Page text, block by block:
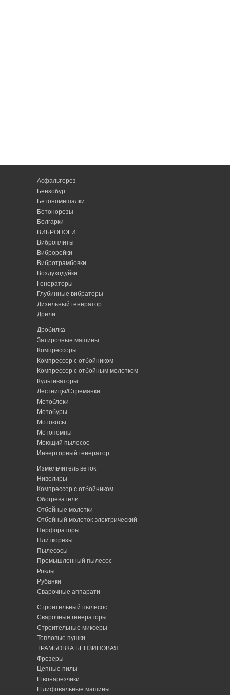
Асфальторез
Бензобур
Бетономешалки
Бетонорезы
Болгарки
ВИБРОНОГИ
Виброплиты
Виброрейки
Вибротрамбовки
Воздуходуйки
Генераторы
Глубинные вибраторы
Дизельный генератор
Дрели
Дробилка
Затирочные машины
Компрессоры
Компрессор с отбойником
Компрессор с отбойным молотком
Культиваторы
Лестницы/Стремянки
Мотоблоки
Мотобуры
Мотокосы
Мотопомпы
Моющий пылесос
Инверторный генератор
Измельчитель веток
Нивелиры
Компрессор с отбойником
Обогреватели
Отбойные молотки
Отбойный молоток электрический
Перфораторы
Плиткорезы
Пылесосы
Промышленный пылесос
Роклы
Рубанки
Сварочные аппарати
Строительный пылесос
Сварочные генераторы
Строительные миксеры
Тепловые пушки
ТРАМБОВКА БЕНЗИНОВАЯ
Фрезеры
Цепные пилы
Швонарезчики
Шлифовальные машины